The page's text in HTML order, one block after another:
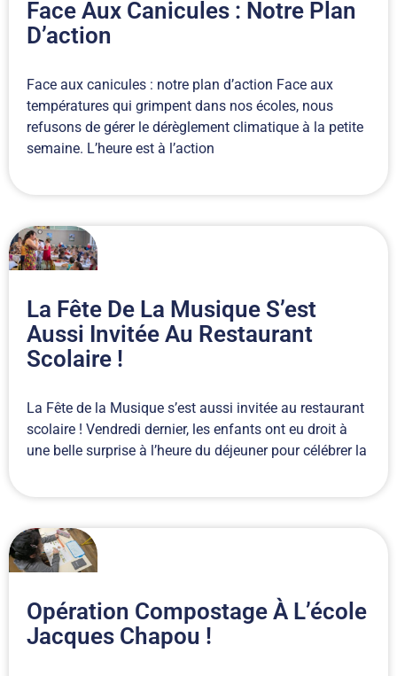
Face Aux Canicules : Notre Plan
D’action
Face aux canicules : notre plan d’action Face aux
températures qui grimpent dans nos écoles, nous
refusons de gérer le dérèglement climatique à la petite
semaine. L’heure est à l’action
La Fête De La Musique S’est
Aussi Invitée Au Restaurant
Scolaire !
La Fête de la Musique s’est aussi invitée au restaurant
scolaire ! Vendredi dernier, les enfants ont eu droit à
une belle surprise à l’heure du déjeuner pour célébrer la
Opération Compostage À L’école
Jacques Chapou !